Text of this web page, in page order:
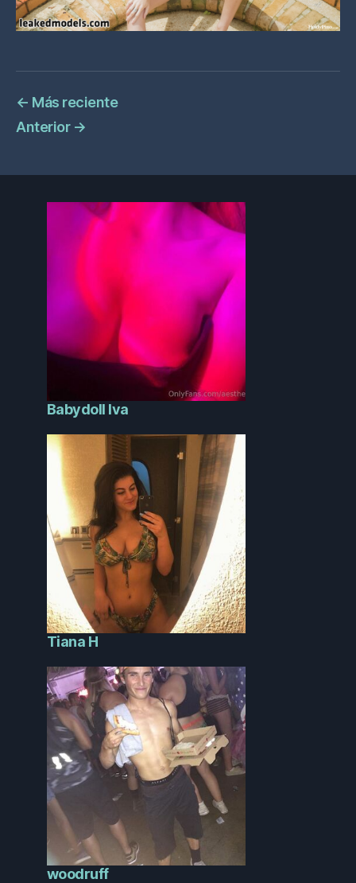
← Más reciente
Anterior →
Babydoll Iva
Tiana H
woodruff